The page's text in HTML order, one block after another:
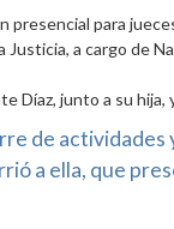
presencial para
Justicia, a cargo de
Díaz, junto a su
de actividades
a ella, que